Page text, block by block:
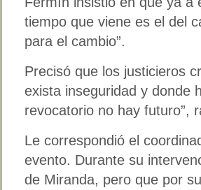
tiempo que viene es el del
para el cambio”.
Precisó que los justicieros
exista inseguridad y donde
revocatorio no hay futuro”,
Le correspondió el
evento. Durante su
de Miranda, pero que por